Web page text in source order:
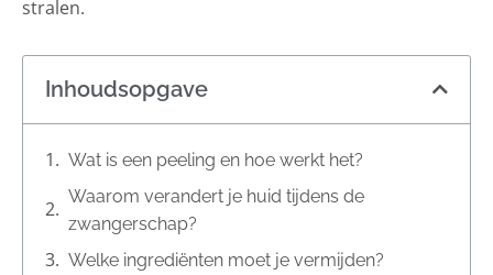
stralen.​
Inhoudsopgave
Wat is een peeling en hoe werkt het?
Waarom verandert je huid tijdens de
zwangerschap?
Welke ingrediënten moet je vermijden?